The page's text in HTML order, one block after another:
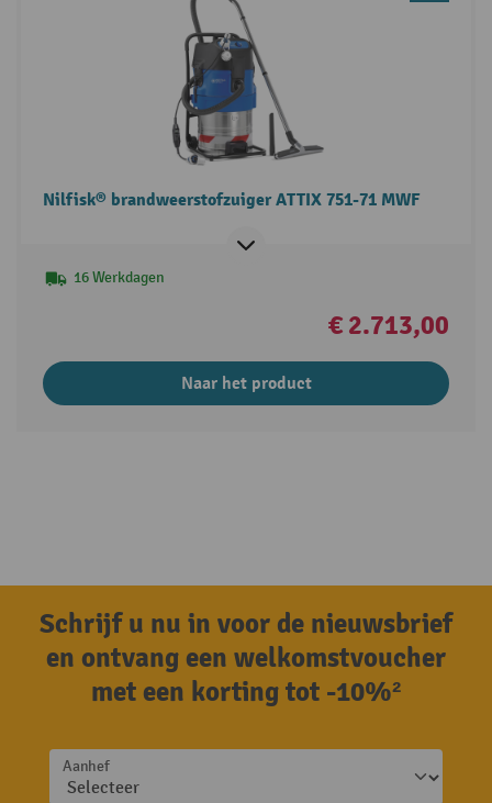
Nilfisk® brandweerstofzuiger ATTIX 751-71 MWF
16 Werkdagen
€ 2.713,00
Naar het product
Schrijf u nu in voor de nieuwsbrief
en ontvang een welkomstvoucher
met een korting tot -10%²
Aanhef